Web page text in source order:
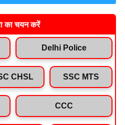
का चयन करें
Delhi Police
CHSL SSC MTS
CCC